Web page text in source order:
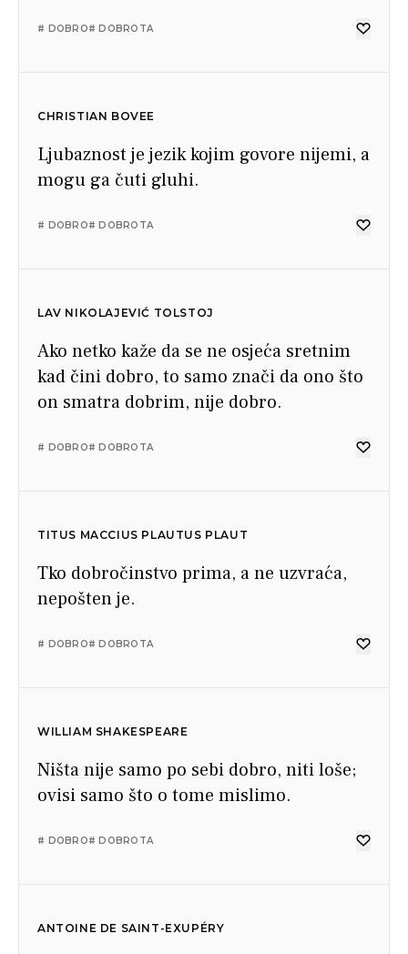
# DOBRO# DOBROTA
CHRISTIAN BOVEE
Ljubaznost je jezik kojim govore nijemi, a
mogu ga čuti gluhi.
# DOBRO# DOBROTA
LAV NIKOLAJEVIĆ TOLSTOJ
Ako netko kaže da se ne osjeća sretnim
kad čini dobro, to samo znači da ono što
on smatra dobrim, nije dobro.
# DOBRO# DOBROTA
TITUS MACCIUS PLAUTUS PLAUT
Tko dobročinstvo prima, a ne uzvraća,
nepošten je.
# DOBRO# DOBROTA
WILLIAM SHAKESPEARE
Ništa nije samo po sebi dobro, niti loše;
ovisi samo što o tome mislimo.
# DOBRO# DOBROTA
ANTOINE DE SAINT-EXUPÉRY